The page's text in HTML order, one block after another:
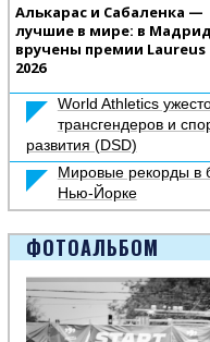
Алькарас и Сабаленка —
лучшие в мире: в
вручены премии Laureus
2026
World Athletics
трансгендеров и
развития (DSD)
Мировые рекорды в
Нью-Йорке
ФОТОАЛЬБОМ